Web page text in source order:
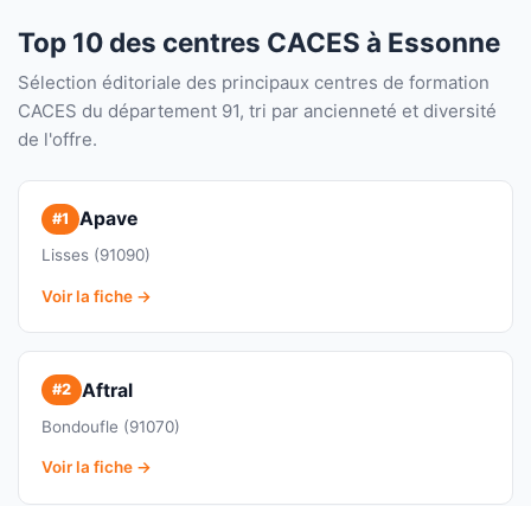
Top 10 des centres CACES à Essonne
Sélection éditoriale des principaux centres de formation
CACES du département 91, tri par ancienneté et diversité
de l'offre.
#1 Apave
Lisses (91090)
Voir la fiche →
#2 Aftral
Bondoufle (91070)
Voir la fiche →